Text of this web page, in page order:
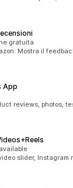
gratuita
Mostra il
App
reviews, photos,
slider, Instagram